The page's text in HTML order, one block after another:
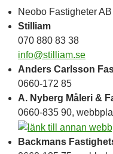
Neobo Fastigheter
Stilliam
070 880 83 38
info@stilliam.se
Anders Carlsson
0660-172 85
A. Nyberg Måleri &
0660-835 90,
Backmans